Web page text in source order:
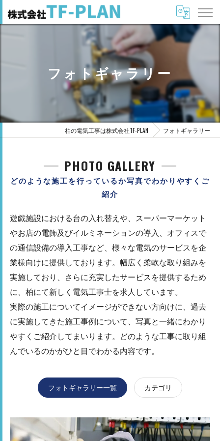
フォトギャラリー
柏の電気工事は株式会社TF-PLAN フォトギャラリー
PHOTO GALLERY
どのような施工を行っているか写真でわかりやすくご
紹介
遊戯施設における台の入れ替えや、スーパーマーケット
やお店の電飾及びイルミネーションの導入、オフィスで
の通信設備の導入工事など、様々な電気のサービスを企
業様向けに提供しております。幅広く柔軟な取り組みを
実施しており、さらに充実したサービスを提供するため
に、柏にて新しく電気工事士を求人しています。
実際の施工についてイメージができない方向けに、過去
に実施してきた施工事例について、写真と一緒にわかり
やすくご紹介してまいります。どのような工事に取り組
んでいるのかがひと目でわかる内容です。
フォトギャラリー一覧 カテゴリ